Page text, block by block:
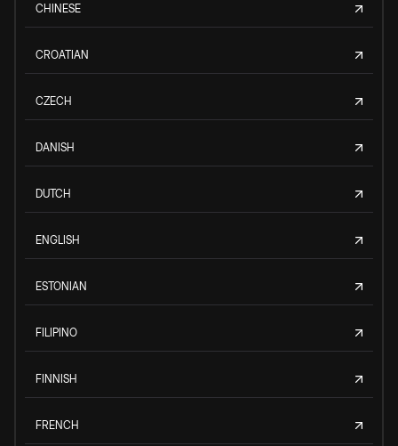
CHINESE
CROATIAN
CZECH
DANISH
DUTCH
ENGLISH
ESTONIAN
FILIPINO
FINNISH
FRENCH